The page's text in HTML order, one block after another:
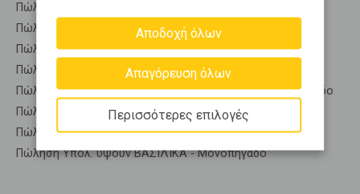
Πώληση Οικίες ΒΑΣΙΛΙΚΑ - Μονοπήγαδο
Πώληση Οροφοδιαμερίσματα ΒΑΣΙΛΙΚΑ - Μονοπήγαδο
Πώληση Οροφομεζονέτες ΒΑΣΙΛΙΚΑ - Μονοπήγαδο
Πώληση Ρετιρέ ΒΑΣΙΛΙΚΑ - Μονοπήγαδο
Πώληση Συγκροτήματα κατοικιών ΒΑΣΙΛΙΚΑ - Μονοπήγαδο
Πώληση Υπόγεια ΒΑΣΙΛΙΚΑ - Μονοπήγαδο
Πώληση Υπόσκαφα ΒΑΣΙΛΙΚΑ - Μονοπήγαδο
Πώληση Υπολ. υψουν ΒΑΣΙΛΙΚΑ - Μονοπήγαδο
Αποδοχή όλων
Απαγόρευση όλων
Περισσότερες επιλογές